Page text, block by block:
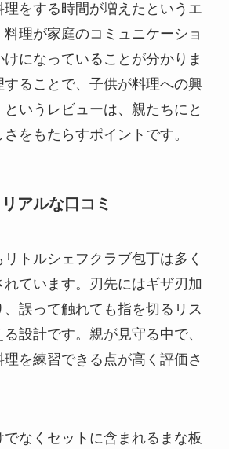
理をする時間が増えたというエ
理が家庭のコミュニケーショ
になっていることが分かりま
ることで、子供が料理への興
いうレビューは、親たちにと
をもたらすポイントです。
アルな口コミ
トルシェフクラブ包丁は多く
ています。刃先にはギザ刃加
誤って触れても指を切るリス
設計です。親が見守る中で、
を練習できる点が高く評価さ
なくセットに含まれるまな板